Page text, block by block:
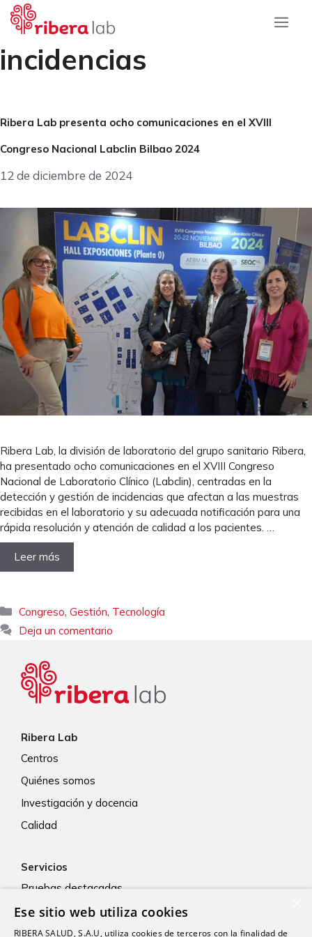
Saltar
contenido
incidencias
Ribera Lab presenta ocho comunicaciones en el XVIII
Congreso Nacional Labclin Bilbao 2024
12 de diciembre de 2024
Ribera Lab, la división de laboratorio del grupo sanitario Ribera,
ha presentado ocho comunicaciones en el XVIII Congreso
Nacional de Laboratorio Clínico (Labclin), centradas en la
detección y gestión de incidencias que afectan a las muestras
recibidas en el laboratorio y su adecuada notificación para una
rápida resolución y atención de calidad a los pacientes. …
Leer más
Categorías
Congreso,Gestión, Tecnología
Deja un comentario
Ribera Lab
Centros
Quiénes somos
Investigación y docencia
Calidad
Servicios
Pruebas destacadas
Diagnóstico clínico
Volantes de petición
Ese sitio web utiliza cookies
RIBERA SALUD, S.A.U, utiliza cookies de terceros con la finalidad de